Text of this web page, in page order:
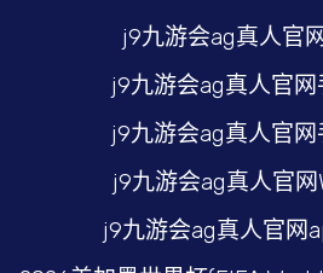
j9九游会ag真人官
j9九游会ag真人官网
j9九游会ag真人官网
j9九游会ag真人官网
j9九游会ag真人官网